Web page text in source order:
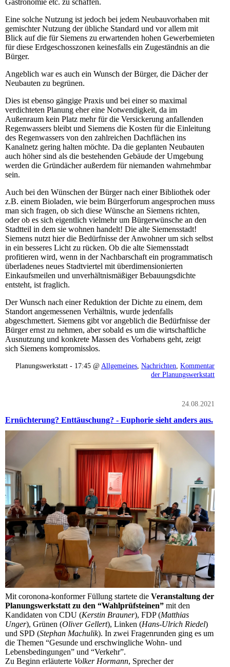
Gastronomie etc. zu schaffen.
Eine solche Nutzung ist jedoch bei jedem Neubauvorhaben mit
gemischter Nutzung der übliche Standard und vor allem mit
Blick auf die für Siemens zu erwartenden hohen Gewerbemieten
für diese Erdgeschosszonen keinesfalls ein Zugeständnis an die
Bürger.
Angeblich war es auch ein Wunsch der Bürger, die Dächer der
Neubauten zu begrünen.
Dies ist ebenso gängige Praxis und bei einer so maximal
verdichteten Planung eher eine Notwendigkeit, da im
Außenraum kein Platz mehr für die Versickerung anfallenden
Regenwassers bleibt und Siemens die Kosten für die Einleitung
des Regenwassers von den zahlreichen Dachflächen ins
Kanalnetz gering halten möchte. Da die geplanten Neubauten
auch höher sind als die bestehenden Gebäude der Umgebung
werden die Gründächer außerdem für niemanden wahrnehmbar
sein.
Auch bei den Wünschen der Bürger nach einer Bibliothek oder
z.B. einem Bioladen, wie beim Bürgerforum angesprochen muss
man sich fragen, ob sich diese Wünsche an Siemens richten,
oder ob es sich eigentlich vielmehr um Bürgerwünsche an den
Stadtteil in dem sie wohnen handelt! Die alte Siemensstadt!
Siemens nutzt hier die Bedürfnisse der Anwohner um sich selbst
in ein besseres Licht zu rücken. Ob die alte Siemensstadt
profitieren wird, wenn in der Nachbarschaft ein programmatisch
überladenes neues Stadtviertel mit überdimensionierten
Einkaufsmeilen und unverhältnismäßiger Bebauungsdichte
entsteht, ist fraglich.
Der Wunsch nach einer Reduktion der Dichte zu einem, dem
Standort angemessenen Verhältnis, wurde jedenfalls
abgeschmettert. Siemens gibt vor angeblich die Bedürfnisse der
Bürger ernst zu nehmen, aber sobald es um die wirtschaftliche
Ausnutzung und konkrete Massen des Vorhabens geht, zeigt
sich Siemens kompromisslos.
Planungswerkstatt - 17:45 @ Allgemeines Nachrichten Kommentar
der Planungswerkstatt
24.08.2021
Ernüchterung? Enttäuschung? - Euphorie sieht anders aus.
Mit coronona-konformer Füllung startete die Veranstaltung der
Planungswerkstatt zu den “Wahlprüfsteinen” mit den
Kandidaten von CDU (Kerstin Brauner), FDP (Matthias
Unger), Grünen (Oliver Gellert), Linken (Hans-Ulrich Riedel)
und SPD (Stephan Machulik). In zwei Fragenrunden ging es um
die Themen “Gesunde und erschwingliche Wohn- und
Lebensbedingungen” und “Verkehr”.
Zu Beginn erläuterte Volker Hormann, Sprecher der